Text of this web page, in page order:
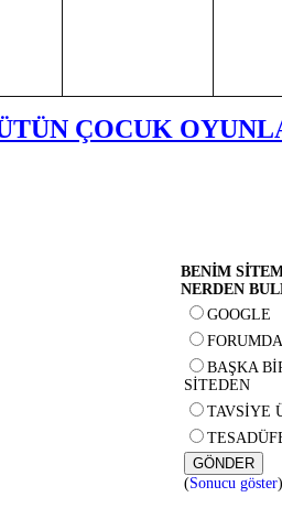
ÇOCUK
BENİM
NERDEN
GOOGLE
BAŞKA
SİTEDEN
TAVSİYE
(Sonucu göster)